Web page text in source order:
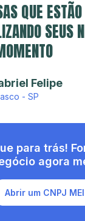
QUE ESTÃO
SEUS
açaí e
de Janeiro - RJ
para trás!
agora
Abrir um CNPJ MEI